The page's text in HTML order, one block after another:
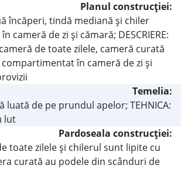
Planul construcţiei:
încăperi, tindă mediană şi chiler
cameră de zi şi cămară; DESCRIERE:
de toate zilele, cameră curată
în cameră de zi şi
Temelia:
luată de pe prundul apelor; TEHNICA:
lut
Pardoseala construcţiei:
toate zilele şi chilerul sunt lipite cu
curată au podele din scânduri de